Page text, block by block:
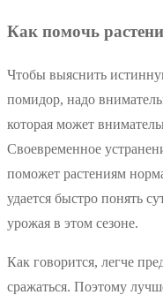
Как помочь
Чтобы выяснить
помидор, надо
которая может
Своевременное
поможет растениям
удается быстро понять
урожая в этом сезоне.
Как говорится, легче
сражаться. Поэтому